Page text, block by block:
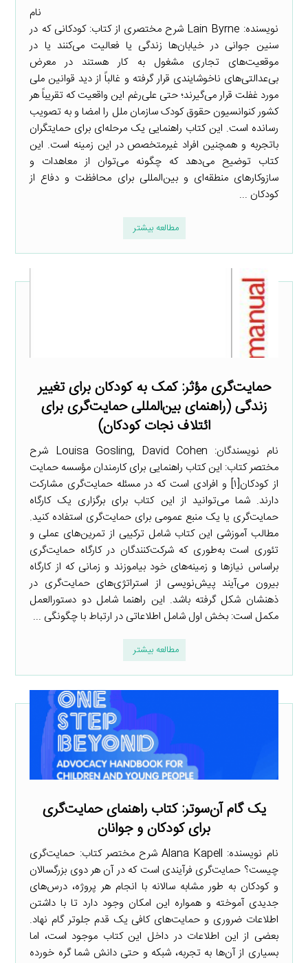
نام
نویسنده: Lain Byrne شرح مختصری از کتاب: کودکانی که در
سنین جوانی در خیابان‌ها زندگی یا فعالیت می‌کنند یا در
موقعیت‌های تجاری مشغول به کار هستند در معرض
بی‌عدالتی‌های ناخوشایندی قرار گرفته و غالباً از دید قوانین ملی
مورد غفلت قرار می‌گیرند؛ حتی علی‌رغم این واقعیت که تقریباً هر
کشور کنوانسیون حقوق کودک سازمان ملل را امضا و به تصویب
رسانده است. این کتاب راهنمایی یک مرحله‌ای برای حمایت‎گران
باتجربه و همچنین افراد غیرمتخصص در این زمینه است. این
کتاب توضیح می‌دهد که چگونه می‌توان از معاهدات و
سازوکارهای منطقه‌ای و بین‌المللی برای محافظت و دفاع از
کودکان ...
مطالعه بیشتر
حمایت‌گری مؤثر: کمک به کودکان برای تغییر
زندگی (راهنمای بین‌المللی حمایت‌گری برای
ائتلاف نجات کودکان)
نام نویسندگان: Louisa Gosling, David Cohen شرح
مختصر کتاب: این کتاب راهنمایی برای کارمندان مؤسسه حمایت
از کودکان[۱] و افرادی است که در مسئله حمایت‌گری مشارکت
دارند. شما می‌توانید از این کتاب برای برگزاری یک کارگاه
حمایت‌گری یا یک منبع عمومی برای حمایت‌گری استفاده کنید.
مطالب آموزشی این کتاب شامل ترکیبی از تمرین‌های عملی و
تئوری است به‌طوری که شرکت‌کنندگان در کارگاه حمایت‌گری
براساس نیازها و زمینه‌های خود بیاموزند و زمانی که از کارگاه
بیرون می‌آیند پیش‌نویسی از استراتژی‌های حمایت‌گری در
ذهنشان شکل گرفته باشد. این راهنما شامل دو دستورالعمل
مکمل است: بخش اول شامل اطلاعاتی در ارتباط با چگونگی ...
مطالعه بیشتر
یک گام آن‌سوتر: کتاب راهنمای حمایت‌گری
برای کودکان و جوانان
نام نویسنده: Alana Kapell شرح مختصر کتاب: حمایت‌گری
چیست؟ حمایت‌گری فرآیندی است که در آن هر دوی بزرگسالان
و کودکان به طور مشابه سالانه با انجام هر پروژه، درس‌های
جدیدی آموخته و همواره این امکان وجود دارد تا با داشتن
اطلاعات ضروری و حمایت‌های کافی یک قدم جلوتر گام نهاد.
بعضی از این اطلاعات در داخل این کتاب موجود است، اما
بسیاری از آن‌ها به تجربه، شبکه و حتی دانش شما گره خورده